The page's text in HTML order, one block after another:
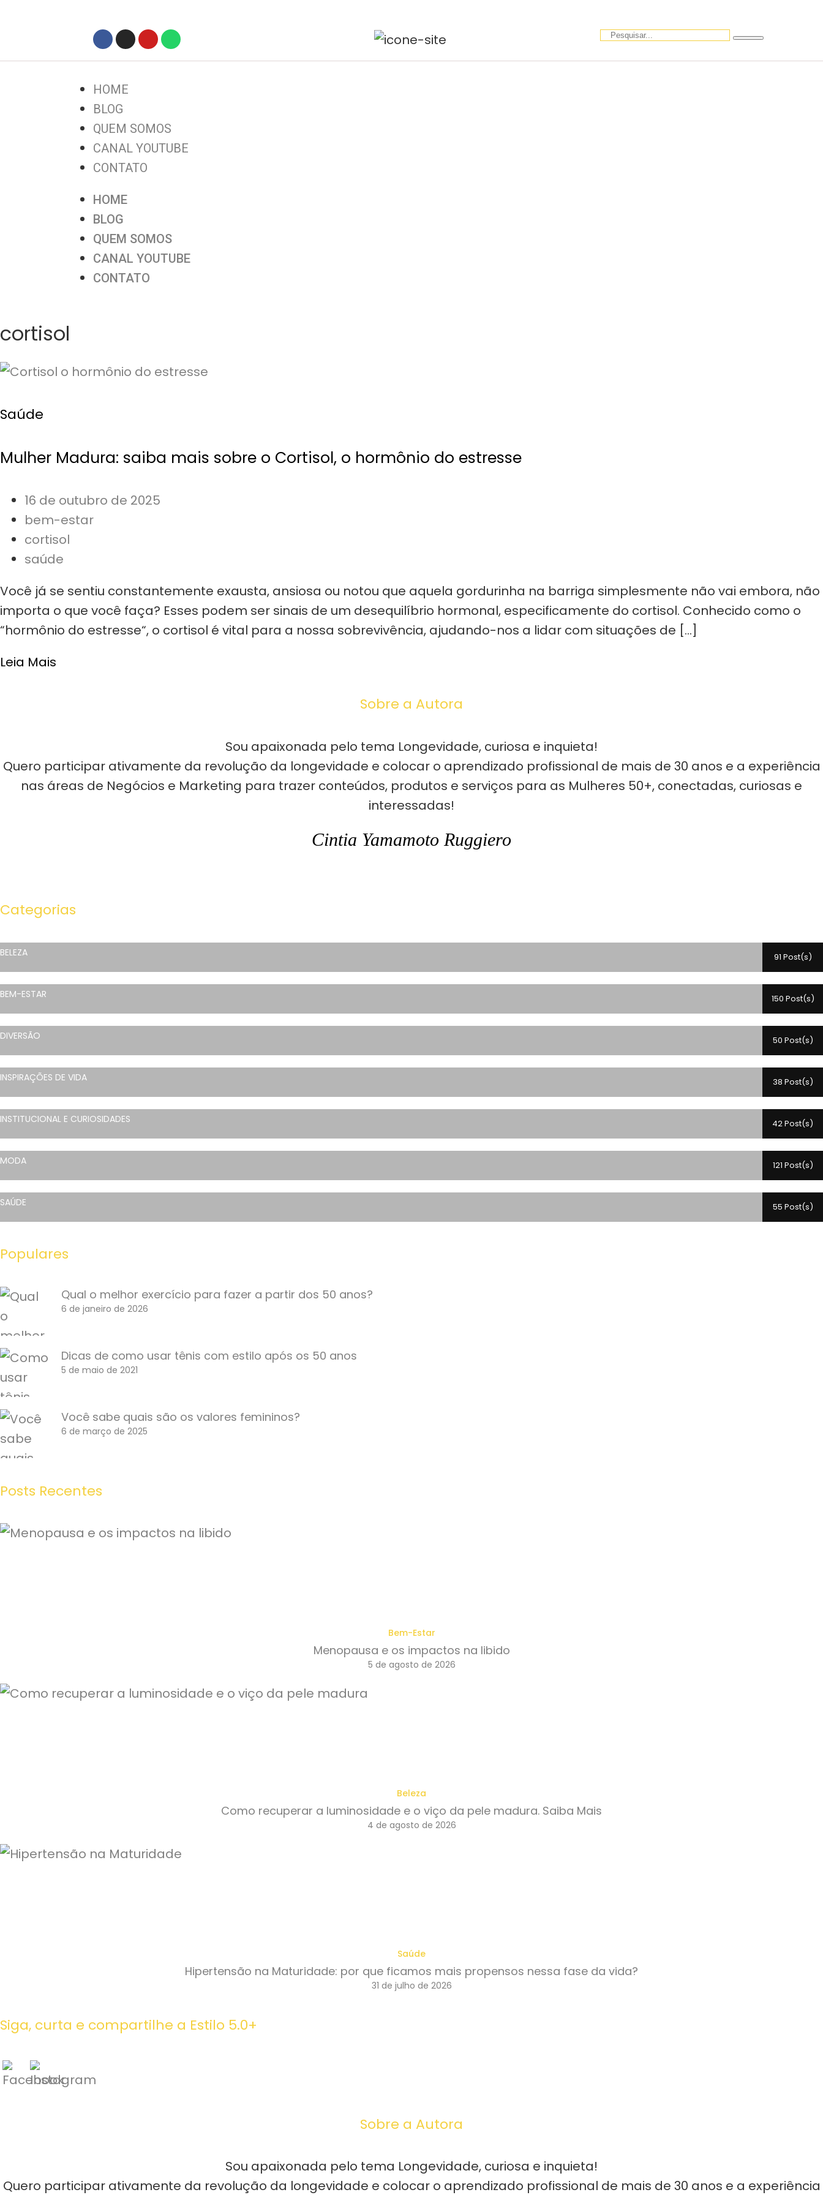
HOME
BLOG
QUEM SOMOS
CANAL YOUTUBE
CONTATO
HOME
BLOG
QUEM SOMOS
CANAL YOUTUBE
CONTATO
cortisol
Saúde
Mulher Madura: saiba mais sobre o Cortisol, o hormônio do estresse
16 de outubro de 2025
bem-estar
cortisol
saúde
Você já se sentiu constantemente exausta, ansiosa ou notou que aquela gordurinha na barriga simplesmente não vai embora, não
importa o que você faça? Esses podem ser sinais de um desequilíbrio hormonal, especificamente do cortisol. Conhecido como o
“hormônio do estresse“, o cortisol é vital para a nossa sobrevivência, ajudando-nos a lidar com situações de […]
Leia Mais
Sobre a Autora
Sou apaixonada pelo tema Longevidade, curiosa e inquieta!
Quero participar ativamente da revolução da longevidade e colocar o aprendizado profissional de mais de 30 anos e a experiência
nas áreas de Negócios e Marketing para trazer conteúdos, produtos e serviços para as Mulheres 50+, conectadas, curiosas e
interessadas!
Cintia Yamamoto Ruggiero
Categorias
BELEZA 91 Post(s)
BEM-ESTAR 150 Post(s)
DIVERSÃO 50 Post(s)
INSPIRAÇÕES DE VIDA 38 Post(s)
INSTITUCIONAL E CURIOSIDADES 42 Post(s)
MODA 121 Post(s)
SAÚDE 55 Post(s)
Populares
Qual o melhor exercício para fazer a partir dos 50 anos?
6 de janeiro de 2026
Dicas de como usar tênis com estilo após os 50 anos
5 de maio de 2021
Você sabe quais são os valores femininos?
6 de março de 2025
Posts Recentes
Bem-Estar
Menopausa e os impactos na libido
5 de agosto de 2026
Beleza
Como recuperar a luminosidade e o viço da pele madura. Saiba Mais
4 de agosto de 2026
Saúde
Hipertensão na Maturidade: por que ficamos mais propensos nessa fase da vida?
31 de julho de 2026
Siga, curta e compartilhe a Estilo 5.0+
Sobre a Autora
Sou apaixonada pelo tema Longevidade, curiosa e inquieta!
Quero participar ativamente da revolução da longevidade e colocar o aprendizado profissional de mais de 30 anos e a experiência